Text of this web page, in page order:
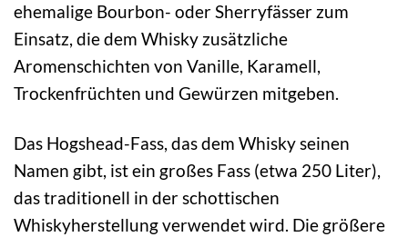
ehemalige Bourbon- oder Sherryfässer zum
Einsatz, die dem Whisky zusätzliche
Aromenschichten von Vanille, Karamell,
Trockenfrüchten und Gewürzen mitgeben.
Das Hogshead-Fass, das dem Whisky seinen
Namen gibt, ist ein großes Fass (etwa 250 Liter),
das traditionell in der schottischen
Whiskyherstellung verwendet wird. Die größere